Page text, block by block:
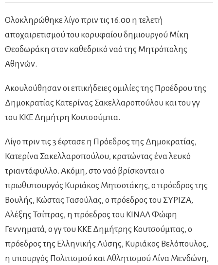
Ολοκληρώθηκε λίγο πριν τις 16.00 η τελετή
αποχαιρετισμού του κορυφαίου δημιουργού Μίκη
Θεοδωράκη στον καθεδρικό ναό της Μητρόπολης
Αθηνών.
Ακουλούθησαν οι επικήδειες ομιλίες της Προέδρου της
Δημοκρατίας Κατερίνας Σακελλαροπούλου και του γγ
του ΚΚΕ Δημήτρη Κουτσούμπα.
Λίγο πριν τις 3 έφτασε η Πρόεδρος της Δημοκρατίας,
Κατερίνα Σακελλαροπούλου, κρατώντας ένα λευκό
τριαντάφυλλο. Ακόμη, στο ναό βρίσκονται ο
πρωθυπουργός Κυριάκος Μητσοτάκης, ο πρόεδρος της
Βουλής, Κώστας Τασούλας, ο πρόεδρος του ΣΥΡΙΖΑ,
Αλέξης Τσίπρας, η πρόεδρος του ΚΙΝΑΛ Φώφη
Γεννηματά, ο γγ του ΚΚΕ Δημήτρης Κουτσούμπας, ο
πρόεδρος της Ελληνικής Λύσης, Κυριάκος Βελόπουλος,
η υπουργός Πολιτισμού και Αθλητισμού Λίνα Μενδώνη,